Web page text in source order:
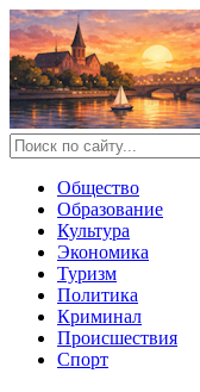
Общество
Образование
Культура
Экономика
Туризм
Политика
Криминал
Происшествия
Спорт